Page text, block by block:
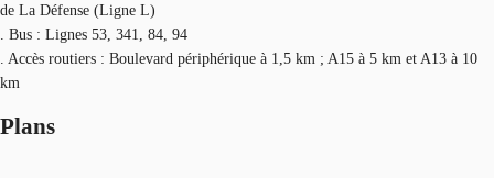
de La Défense (Ligne L)
. Bus : Lignes 53, 341, 84, 94
. Accès routiers : Boulevard périphérique à 1,5 km ; A15 à 5 km et A13 à 10
km
Plans